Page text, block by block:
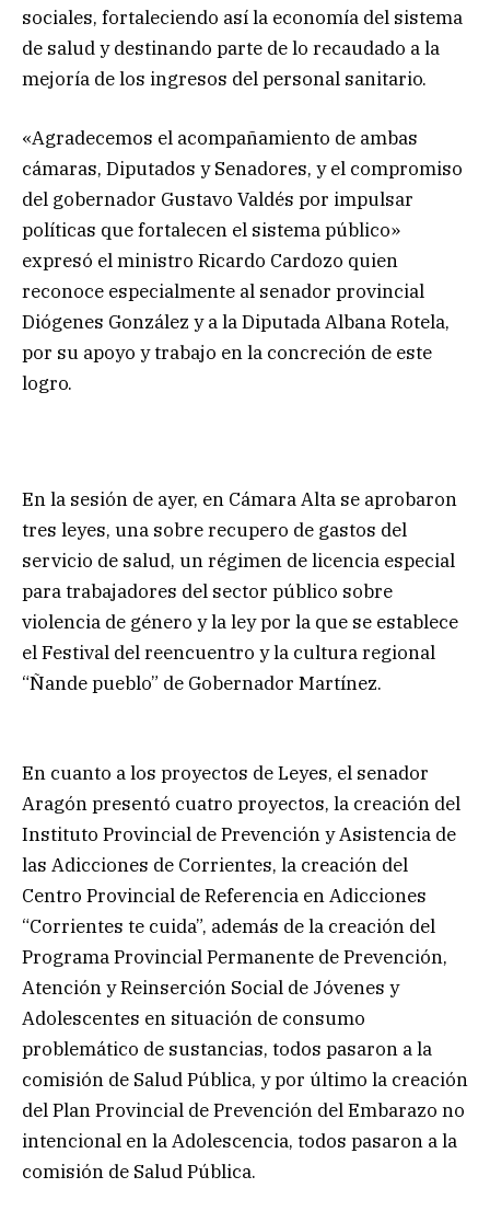
sociales, fortaleciendo así la economía del sistema
de salud y destinando parte de lo recaudado a la
mejoría de los ingresos del personal sanitario.
«Agradecemos el acompañamiento de ambas
cámaras, Diputados y Senadores, y el compromiso
del gobernador Gustavo Valdés por impulsar
políticas que fortalecen el sistema público»
expresó el ministro Ricardo Cardozo quien
reconoce especialmente al senador provincial
Diógenes González y a la Diputada Albana Rotela,
por su apoyo y trabajo en la concreción de este
logro.
En la sesión de ayer, en Cámara Alta se aprobaron
tres leyes, una sobre recupero de gastos del
servicio de salud, un régimen de licencia especial
para trabajadores del sector público sobre
violencia de género y la ley por la que se establece
el Festival del reencuentro y la cultura regional
“Ñande pueblo” de Gobernador Martínez.
En cuanto a los proyectos de Leyes, el senador
Aragón presentó cuatro proyectos, la creación del
Instituto Provincial de Prevención y Asistencia de
las Adicciones de Corrientes, la creación del
Centro Provincial de Referencia en Adicciones
“Corrientes te cuida”, además de la creación del
Programa Provincial Permanente de Prevención,
Atención y Reinserción Social de Jóvenes y
Adolescentes en situación de consumo
problemático de sustancias, todos pasaron a la
comisión de Salud Pública, y por último la creación
del Plan Provincial de Prevención del Embarazo no
intencional en la Adolescencia, todos pasaron a la
comisión de Salud Pública.